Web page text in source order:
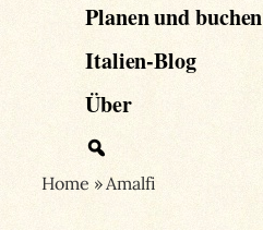
Planen und buchen
Italien-Blog
Über
Home »Amalfi